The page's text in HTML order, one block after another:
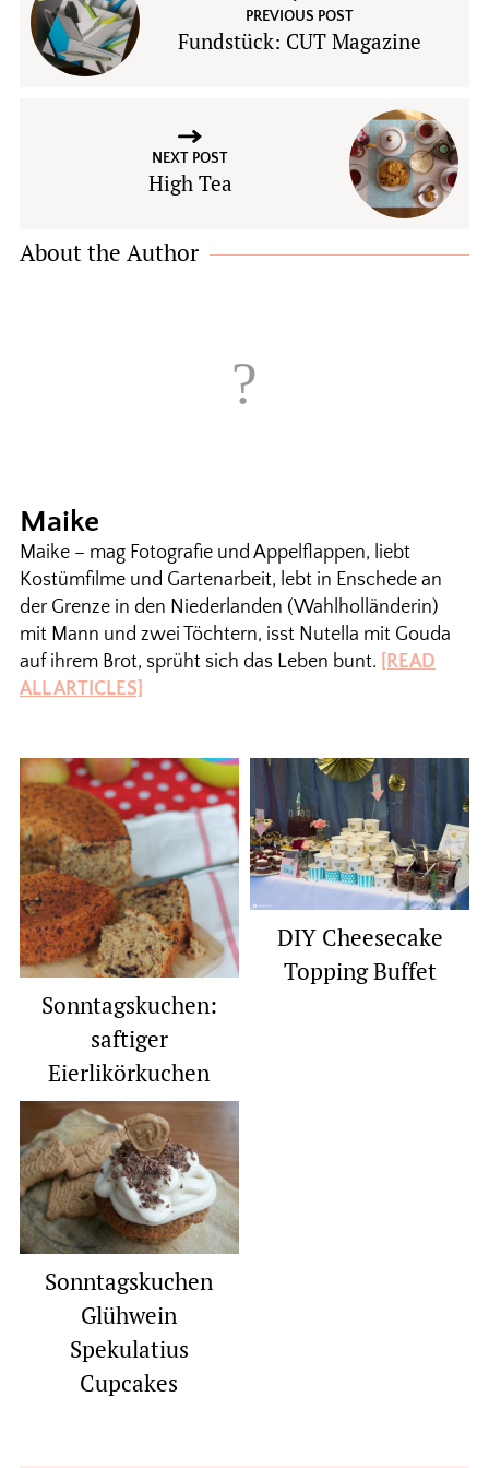
PREVIOUS POST
Fundstück: CUT Magazine
NEXT POST
High Tea
About the Author
Maike
Maike – mag Fotografie und Appelflappen, liebt
Kostümfilme und Gartenarbeit, lebt in Enschede an
der Grenze in den Niederlanden (Wahlholländerin)
mit Mann und zwei Töchtern, isst Nutella mit Gouda
auf ihrem Brot, sprüht sich das Leben bunt. [READ
ALL ARTICLES]
Sonntagskuchen:
saftiger
Eierlikörkuchen
DIY Cheesecake
Topping Buffet
Sonntagskuchen
Glühwein
Spekulatius
Cupcakes